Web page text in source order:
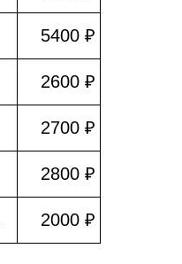
5400 ₽
2600 ₽
2700 ₽
2800 ₽
2000 ₽